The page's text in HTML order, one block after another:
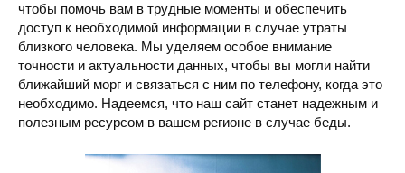
чтобы помочь вам в трудные моменты и обеспечить
доступ к необходимой информации в случае утраты
близкого человека. Мы уделяем особое внимание
точности и актуальности данных, чтобы вы могли найти
ближайший морг и связаться с ним по телефону, когда это
необходимо. Надеемся, что наш сайт станет надежным и
полезным ресурсом в вашем регионе в случае беды.